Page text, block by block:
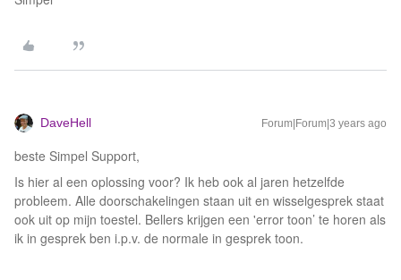
DaveHell Forum|Forum|3 years ago
beste Simpel Support,
Is hier al een oplossing voor? Ik heb ook al jaren hetzelfde
probleem. Alle doorschakelingen staan uit en wisselgesprek staat
ook uit op mijn toestel. Bellers krijgen een 'error toon’ te horen als
ik in gesprek ben i.p.v. de normale in gesprek toon.